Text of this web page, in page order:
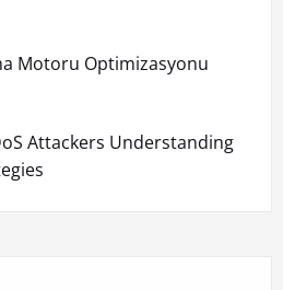
Motoru Optimizasyonu
Attackers Understanding